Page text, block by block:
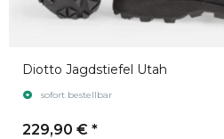
Diotto Jagdstiefel Utah
sofort bestellbar
229,90 € *